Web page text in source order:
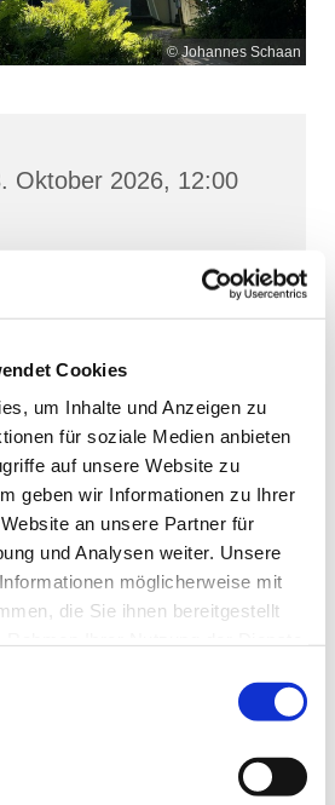
Cookies
um Inhalte und Anzeigen zu
für soziale Medien anbieten
auf unsere Website zu
geben wir Informationen zu Ihrer
an unsere Partner für
und Analysen weiter. Unsere
möglicherweise mit
die Sie ihnen bereitgestellt
© Johannes Schaan
Oktober 2026, 12:00
Sellin, Hochufer /
Sellin